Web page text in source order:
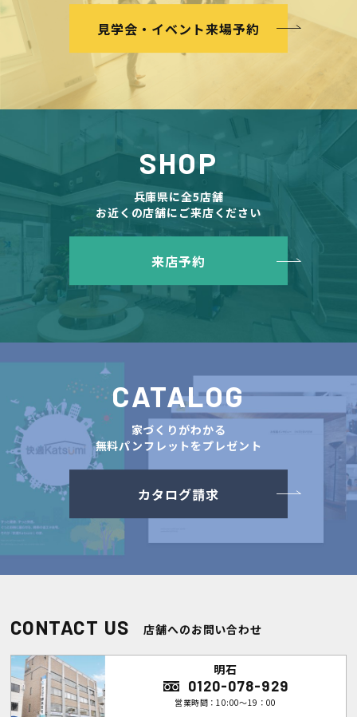
見学会・イベント来場予約
SHOP
兵庫県に全5店舗
お近くの店舗にご来店ください
来店予約
CATALOG
家づくりがわかる
無料パンフレットをプレゼント
カタログ請求
CONTACT US 店舗へのお問い合わせ
明石
0120-078-929
営業時間：10:00～19：00